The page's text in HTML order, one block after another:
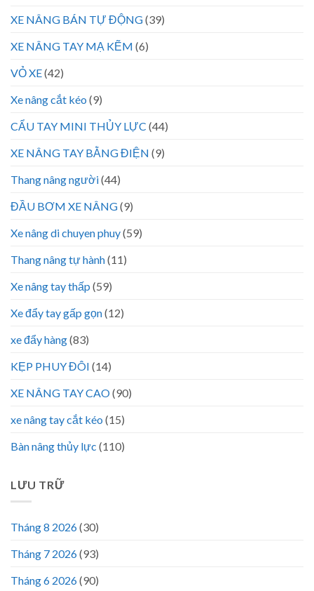
XE NÂNG BÁN TỰ ĐỘNG(39)
XE NÂNG TAY MẠ KẼM (6)
VỎ XE(42)
Xe nâng cắt kéo (9)
CẨU TAY MINI THỦY LỰC (44)
XE NÂNG TAY BẰNG ĐIỆN (9)
Thang nâng người(44)
ĐẦU BƠM XE NÂNG(9)
Xe nâng di chuyen phuy(59)
Thang nâng tự hành(11)
Xe nâng tay thấp (59)
Xe đẩy tay gấp gọn(12)
xe đẩy hàng(83)
KẸP PHUY ĐÔI (14)
XE NÂNG TAY CAO(90)
xe nâng tay cắt kéo (15)
Bàn nâng thủy lực (110)
LƯU TRỮ
Tháng 8 2026(30)
Tháng 7 2026(93)
Tháng 6 2026(90)